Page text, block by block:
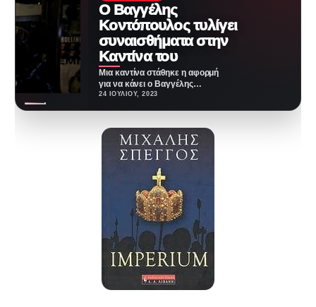
Ο Βαγγέλης
Κοντόπουλος τυλίγει
συναισθήματα στην
Καντίνα του
Μια καντίνα στάθηκε η αφορμή
για να κάνει ο Βαγγέλης
Κοντόπουλος το μεγαλύτερο
24 ΙΟΥΛΊΟΥ, 2023